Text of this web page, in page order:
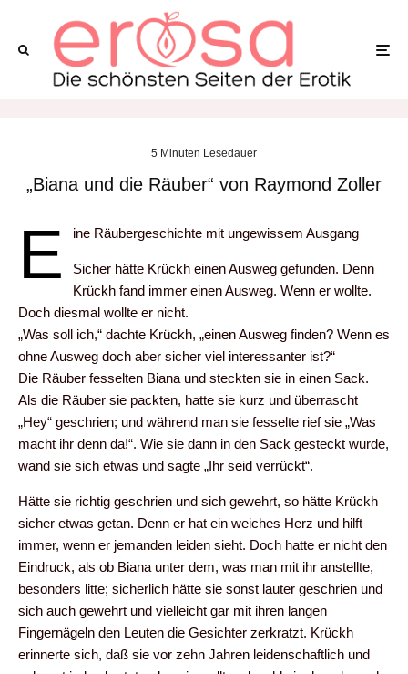
5 Minuten Lesedauer
„Biana und die Räuber“ von Raymond Zoller
E ine Räubergeschichte mit ungewissem Ausgang
Sicher hätte Krückh einen Ausweg gefunden. Denn
Krückh fand immer einen Ausweg. Wenn er wollte.
Doch diesmal wollte er nicht.
„Was soll ich,“ dachte Krückh, „einen Ausweg finden? Wenn es
ohne Ausweg doch aber sicher viel interessanter ist?“
Die Räuber fesselten Biana und steckten sie in einen Sack.
Als die Räuber sie packten, hatte sie kurz und überrascht
„Hey“ geschrien; und während man sie fesselte rief sie „Was
macht ihr denn da!“. Wie sie dann in den Sack gesteckt wurde,
wand sie sich etwas und sagte „Ihr seid verrückt“.
Hätte sie richtig geschrien und sich gewehrt, so hätte Krückh
sicher etwas getan. Denn er hat ein weiches Herz und hilft
immer, wenn er jemanden leiden sieht. Doch hatte er nicht den
Eindruck, als ob Biana unter dem, was man mit ihr anstellte,
besonders litte; sicherlich hätte sie sonst lauter geschrien und
sich auch gewehrt und vielleicht gar mit ihren langen
Fingernägeln den Leuten die Gesichter zerkratzt. Krückh
erinnerte sich, daß sie vor zehn Jahren leidenschaftlich und